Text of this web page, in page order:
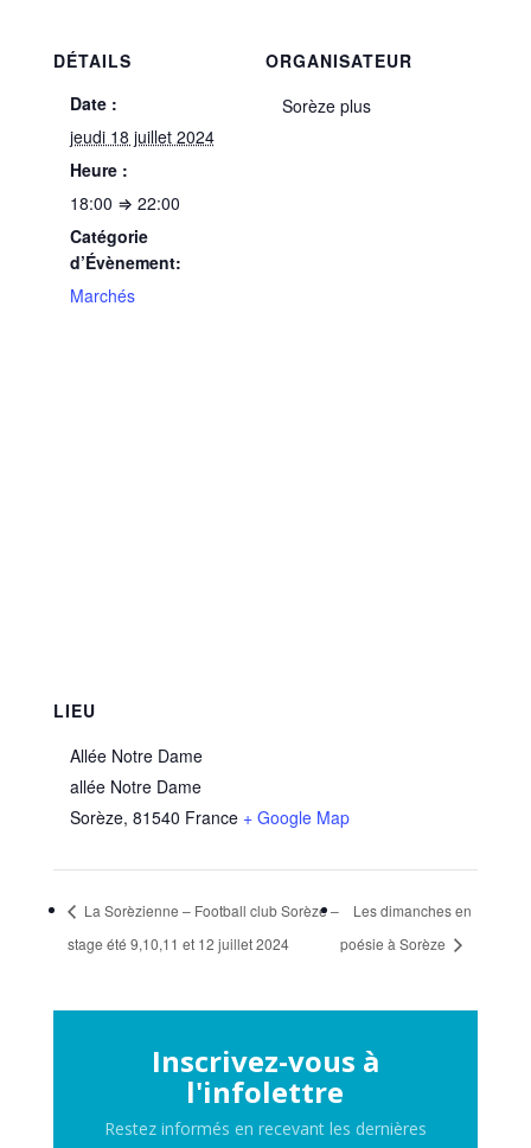
DÉTAILS
Date :
jeudi 18 juillet 2024
Heure :
18:00 ⇒ 22:00
Catégorie
d’Évènement:
Marchés
ORGANISATEUR
Sorèze plus
LIEU
Allée Notre Dame
allée Notre Dame
Sorèze, 81540 France + Google Map
La Sorèzienne – Football club Sorèze –
stage été 9,10,11 et 12 juillet 2024
Les dimanches en
poésie à Sorèze
Inscrivez-vous à
l'infolettre
Restez informés en recevant les dernières